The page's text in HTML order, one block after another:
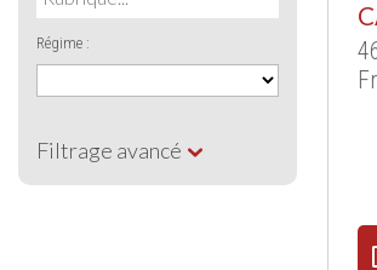
Régime :
Filtrage avancé